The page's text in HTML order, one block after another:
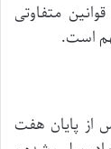
متفاوتی
است.
مدنی، پس از پایان هفت